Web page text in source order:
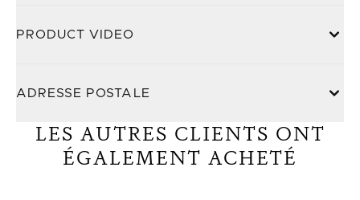
PRODUCT VIDEO
ADRESSE POSTALE
LES AUTRES CLIENTS ONT
ÉGALEMENT ACHETÉ